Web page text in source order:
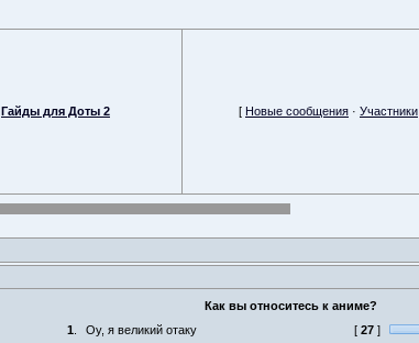
Гайды для Доты 2 [ Новые сообщения · Участники
Как вы относитесь к аниме?
1
Оу, я великий отаку [ 27 ]